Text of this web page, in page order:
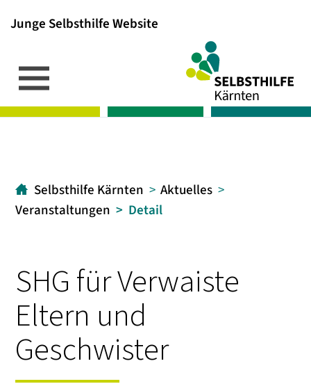
Junge Selbsthilfe Website
[1]
[2]
[3]
Selbsthilfe Kärnten
Aktuelles
Veranstaltungen
Detail
SHG für Verwaiste
Eltern und
Geschwister